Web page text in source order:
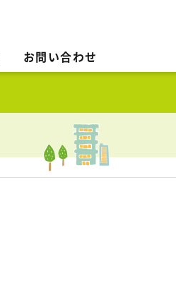
お問い合わせ